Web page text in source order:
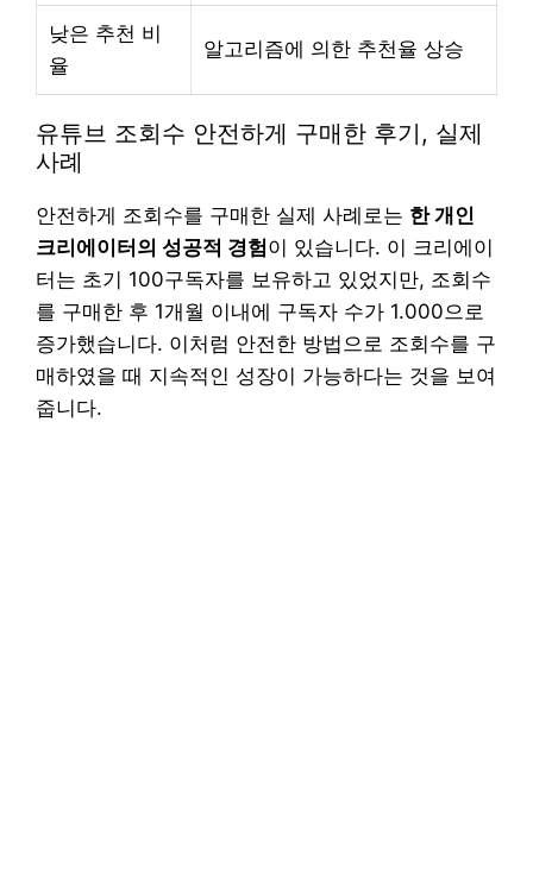
낮은 추천 비
율
알고리즘에 의한 추천율 상승
유튜브 조회수 안전하게 구매한 후기, 실제
사례
안전하게 조회수를 구매한 실제 사례로는 한 개인
크리에이터의 성공적 경험이 있습니다. 이 크리에이
터는 초기 100구독자를 보유하고 있었지만, 조회수
를 구매한 후 1개월 이내에 구독자 수가 1.000으로
증가했습니다. 이처럼 안전한 방법으로 조회수를 구
매하였을 때 지속적인 성장이 가능하다는 것을 보여
줍니다.